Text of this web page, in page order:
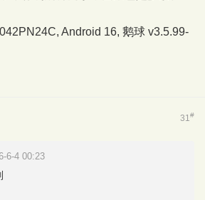
Android 16, 鹅球 v3.5.99-
31#
6-4 00:23